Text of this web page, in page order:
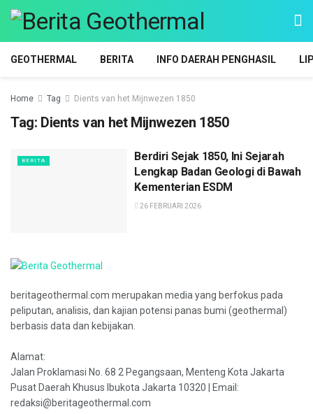
GEOTHERMAL BERITA INFO DAERAH PENGHASIL
Home Tag Dients van het Mijnwezen 1850
Tag: Dients van het Mijnwezen 1850
BERITA
Berdiri Sejak 1850, Ini Sejarah
Lengkap Badan Geologi di Bawah
Kementerian ESDM
26 FEBRUARI 2026
beritageothermal.com merupakan media yang berfokus pada
peliputan, analisis, dan kajian potensi panas bumi (geothermal)
berbasis data dan kebijakan.
Alamat:
Jalan Proklamasi No. 68 2 Pegangsaan, Menteng Kota Jakarta
Pusat Daerah Khusus Ibukota Jakarta 10320 | Email:
redaksi@beritageothermal.com